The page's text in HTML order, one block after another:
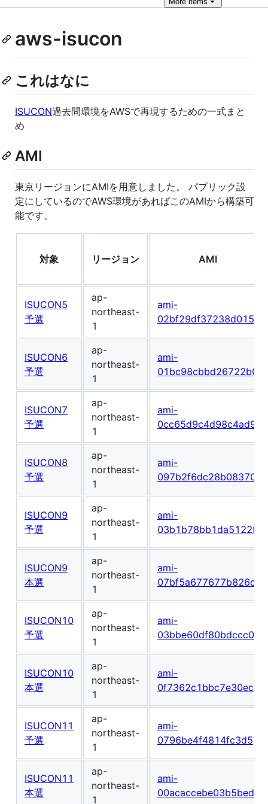
aws-isucon
これはなに
ISUCON過去問環境をAWSで再現するための一式まと
め
AMI
東京リージョンにAMIを用意しました。 パブリック設
定にしているのでAWS環境があればこのAMIから構築可
能です。
対象 リージョン AMI
ISUCON5
予選
ap-
northeast-
1
ami-
02bf29df37238d015
ISUCON6
予選
ap-
northeast-
1
ami-
01bc98cbbd26722b0
ISUCON7
予選
ap-
northeast-
1
ami-
0cc65d9c4d98c4ad9
ISUCON8
予選
ap-
northeast-
1
ami-
097b2f6dc28b08370
ISUCON9
予選
ap-
northeast-
1
ami-
03b1b78bb1da5122f
ISUCON9
本選
ap-
northeast-
1
ami-
07bf5a677677b826d
ISUCON10
予選
ap-
northeast-
1
ami-
03bbe60df80bdccc0
ISUCON10
本選
ap-
northeast-
1
ami-
0f7362c1bbc7e30ec
ISUCON11
予選
ap-
northeast-
1
ami-
0796be4f4814fc3d5
ISUCON11
本選
ap-
northeast-
1
ami-
00acaccebe03b5bed